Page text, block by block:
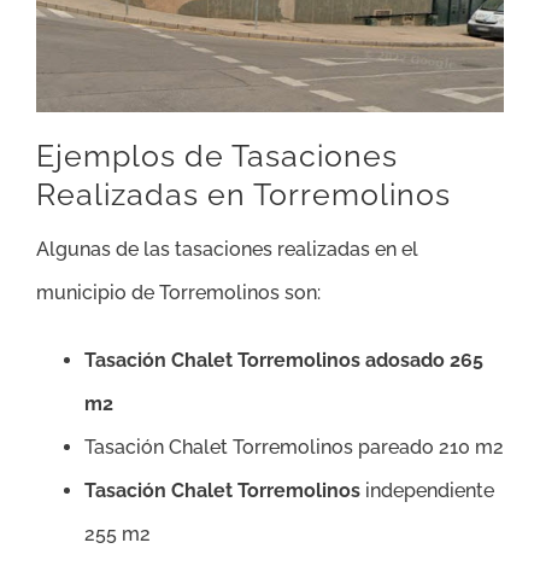
Ejemplos de Tasaciones
Realizadas en Torremolinos
Algunas de las tasaciones realizadas en el
municipio de Torremolinos son:
Tasación Chalet Torremolinos adosado 265
m2
Tasación Chalet Torremolinos pareado 210 m2
Tasación Chalet Torremolinos independiente
255 m2